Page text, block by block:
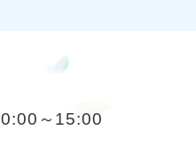
～15:00